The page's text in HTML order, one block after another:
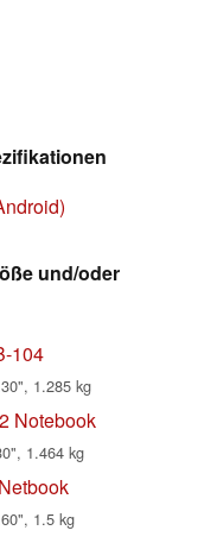
und/oder
104
1.285 kg
Notebook
1.464 kg
1.5 kg